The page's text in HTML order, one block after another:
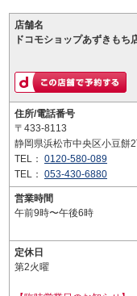
店舗名
ドコモショップあずきもち
住所/電話番号
〒433-8113
静岡県浜松市中央区小豆餅
TEL： 0120-580-089
TEL： 053-430-6880
営業時間
午前9時〜午後6時
定休日
第2火曜